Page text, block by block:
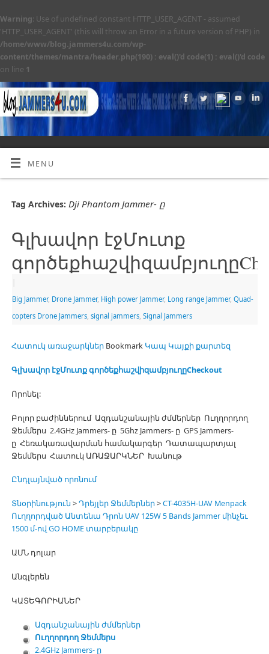
Warning: Use of undefined constant HTTP_USER_AGENT - assumed
'HTTP_USER_AGENT' (this will throw an Error in a future version of PHP) in
/home/www/blog.jammers4u.com/wp-
content/themes/mantra/header.php(190) : eval()'d code(1) : eval()'d code
on line 1
MENU
Tag Archives: Dji Phantom Jammer- ը
Գլխավոր էջՄուտք
Big Jammer, Drone Jammer, High power Jammer, Long range Jammer, Quad-
copters Drone Jammers, signal jammers, Signal Jammers
Հատուկ առաջարկներBookmark Կապ Կայքի քարտեզ
Գլխավոր էջՄուտք գործեքհաշվիզամբյուղըCheckout
Որոնել:
Բոլոր բաժիններում Ազդանշանային ժմմերներ Ուղղորդող
Ջեմմերս 2.4GHz Jammers- ը 5Ghz Jammers- ը GPS Jammers-
ը Հեռակառավարման համակարգեր Դատապարտյալ
Ջեմմերս Հատուկ ԱՌԱՋԱՐԿՆԵՐ Խանութ
Ընդլայնված որոնում
Տնօրինություն >Դրեյլեր Ջեմմերներ>CT-4035H-UAV Menpack
Ուղղորդված Անտենա Դրոն UAV 125W 5 Bands Jammer մինչեւ
1500 մ-ով GO HOME տարբերակը
ԱՄՆ դոլար
Անգլերեն
ԿԱՏԵԳՈՐԻԱՆԵՐ
Ազդանշանային ժմմերներ
Ուղղորդող Ջեմմերս
2.4GHz Jammers- ը